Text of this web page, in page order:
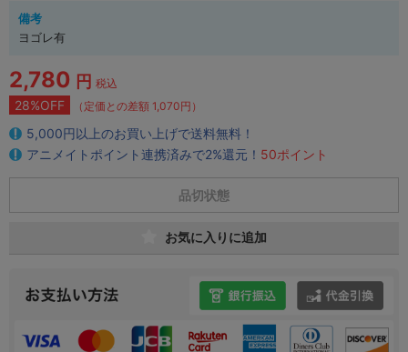
備考
ヨゴレ有
2,780 円 税込
28%OFF （定価との差額 1,070円）
5,000円以上のお買い上げで送料無料！
アニメイトポイント連携済みで2%還元！ 50ポイント
品切状態
お気に入りに追加